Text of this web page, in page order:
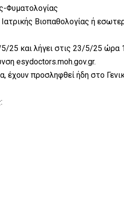
Φυματολογίας
Βιοπαθολογίας ή
25 και λήγει στις 23/5/25 ώρα
esydoctors.moh.gov.gr.
έχουν προσληφθεί ήδη στο